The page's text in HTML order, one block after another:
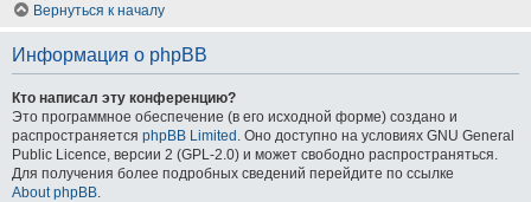
Вернуться к началу
Информация о phpBB
Кто написал эту конференцию?
Это программное обеспечение (в его исходной форме) создано и
распространяется phpBB Limited . Оно доступно на условиях GNU General
Public Licence, версии 2 (GPL-2.0) и может свободно распространяться.
Для получения более подробных сведений перейдите по ссылке
About phpBB